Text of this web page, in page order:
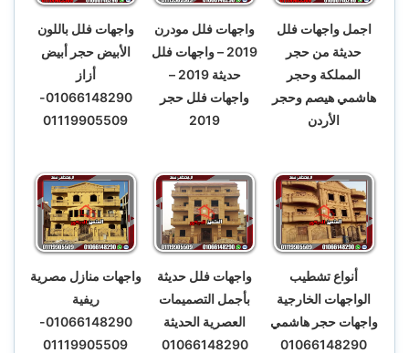
اجمل واجهات فلل
حديثة من حجر
المملكة وحجر
هاشمي هيصم وحجر
الأردن
واجهات فلل مودرن
2019 – واجهات فلل
حديثة 2019 –
واجهات فلل حجر
2019
واجهات فلل باللون
الأبيض حجر أبيض
أزاز
01066148290-
01119905509
أنواع تشطيب
الواجهات الخارجية
واجهات حجر هاشمي
01066148290
واجهات فلل حديثة
بأجمل التصميمات
العصرية الحديثة
01066148290
واجهات منازل مصرية
ريفية
01066148290-
01119905509